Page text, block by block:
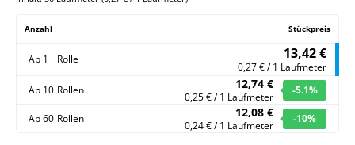
Anzahl Stückpreis
Ab 1 Rolle 13,42 €
0,27 € / 1 Laufmeter
Ab 10 Rollen 12,74 €
0,25 € / 1 Laufmeter
-5.1%
Ab60 Rollen 12,08 €
0,24 € / 1 Laufmeter
-10%